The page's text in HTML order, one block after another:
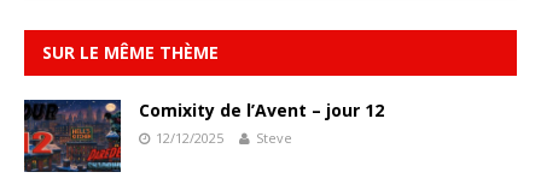
SUR LE MÊME THÈME
Comixity de l’Avent – jour 12
12/12/2025 Steve